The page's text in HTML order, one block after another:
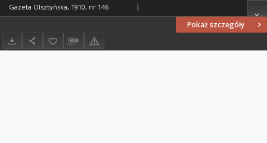
Pokaż szczegóły
Gazeta Olsztyńska, 1910, nr 146